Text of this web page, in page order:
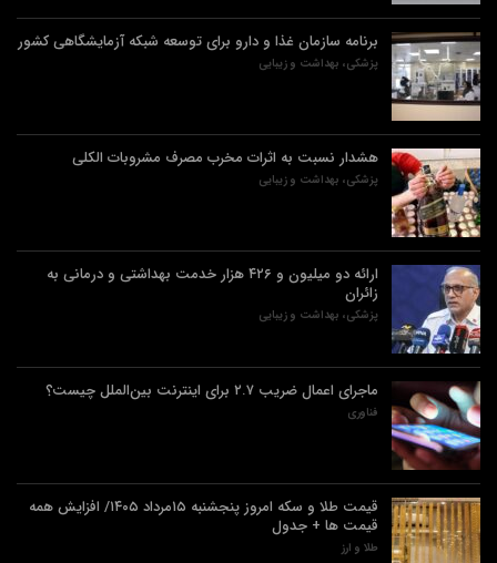
برنامه سازمان غذا و دارو برای توسعه شبکه آزمایشگاهی کشور
پزشکی، بهداشت و زیبایی
هشدار نسبت به اثرات مخرب مصرف مشروبات الکلی
پزشکی، بهداشت و زیبایی
ارائه دو میلیون و ۴۲۶ هزار خدمت بهداشتی و درمانی به
زائران
پزشکی، بهداشت و زیبایی
ماجرای اعمال ضریب ۲.۷ برای اینترنت بین‌الملل چیست؟
فناوری
قیمت طلا و سکه امروز پنجشنبه ۱۵مرداد ۱۴۰۵/ افزایش همه
قیمت ها + جدول
طلا و ارز